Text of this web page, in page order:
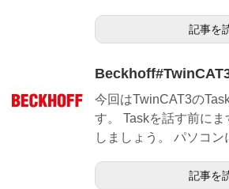
記事を
今回はTwinCAT3の
す。 Taskを話す前に
しましょう。 パソコン
記事を